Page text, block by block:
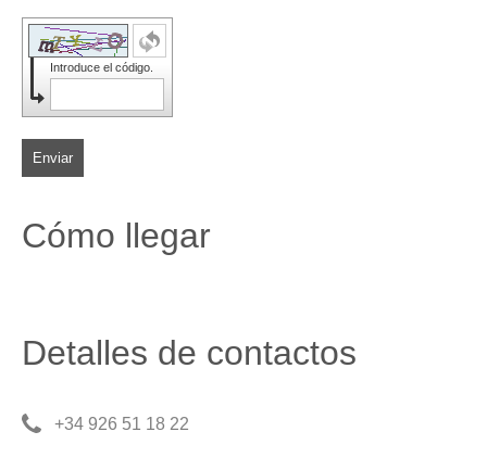
Introduce el código.
Enviar
Cómo llegar
Detalles de contactos
+34 926 51 18 22